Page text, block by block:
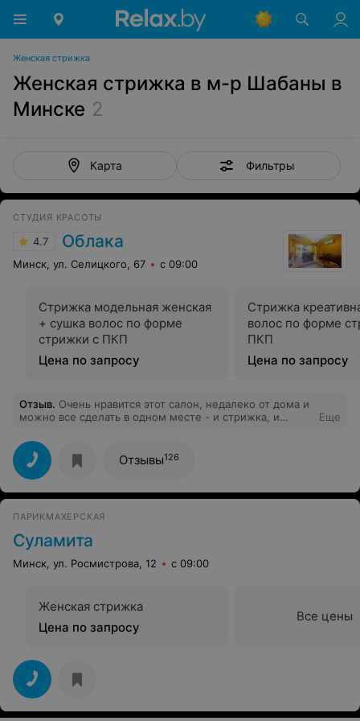
Женская стрижка
Женская стрижка в м-р Шабаны в
Минске 2
Карта Фильтры
СТУДИЯ КРАСОТЫ
4.7 Облака
Минск, ул. Селицкого, 67 с 09:00
Стрижка модельная женская
+ сушка волос по форме
стрижки с ПКП
Цена по запросу
Стрижка
волос по форме
ПКП
Цена по запросу
Отзыв. Очень нравится этот салон, недалеко от дома и
можно все сделать в одном месте - и стрижка, и
девочки!
Еще
Отзывы126
ПАРИКМАХЕРСКАЯ
Суламита
Минск, ул. Росмистрова, 12 с 09:00
Женская стрижка
Цена по запросу
Все цены